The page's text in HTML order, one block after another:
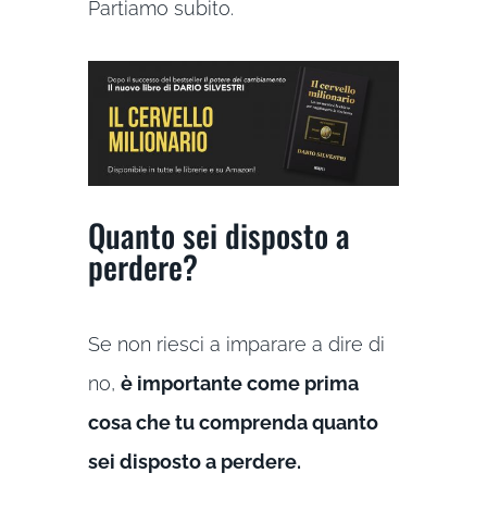
Partiamo subito.
Quanto sei disposto a
perdere?
Se non riesci a imparare a dire di
no, è importante come prima
cosa che tu comprenda quanto
sei disposto a perdere.